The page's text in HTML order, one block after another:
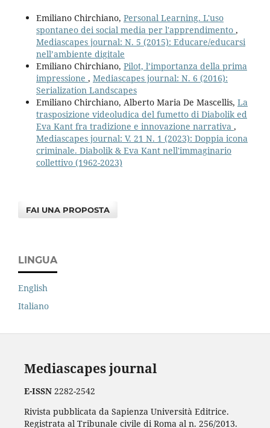
Emiliano Chirchiano, Personal Learning. L'uso
spontaneo dei social media per l'apprendimento ,
Mediascapes journal: N. 5 (2015): Educare/educarsi
nell’ambiente digitale
Emiliano Chirchiano, Pilot, l’importanza della prima
impressione , Mediascapes journal: N. 6 (2016):
Serialization Landscapes
Emiliano Chirchiano, Alberto Maria De Mascellis, La
trasposizione videoludica del fumetto di Diabolik ed
Eva Kant fra tradizione e innovazione narrativa ,
Mediascapes journal: V. 21 N. 1 (2023): Doppia icona
criminale. Diabolik & Eva Kant nell'immaginario
collettivo (1962-2023)
FAI UNA PROPOSTA
LINGUA
English
Italiano
Mediascapes journal
E-ISSN2282-2542
Rivista pubblicata da Sapienza Università Editrice.
Registrata al Tribunale civile di Roma al n. 256/2013.